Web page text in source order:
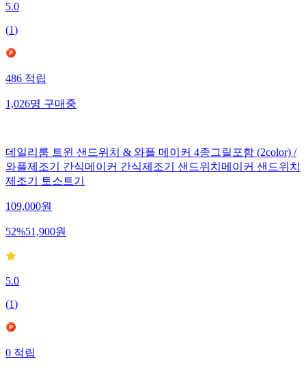
5.0
(1)
486 적립
1,026명 구매중
데일리룸 트윈 샌드위치 & 와플 메이커 4종그릴포함 (2color) /
와플제조기 간식메이커 간식제조기 샌드위치메이커 샌드위치
제조기 토스트기
109,000원
52%51,900원
5.0
(1)
0적립